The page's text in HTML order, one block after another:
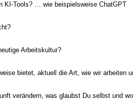
KI-Tools? … wie beispielsweise ChatGPT
Arbeitskultur?
bietet, aktuell die Art, wie wir arbeiten
verändern, was glaubst Du selbst und